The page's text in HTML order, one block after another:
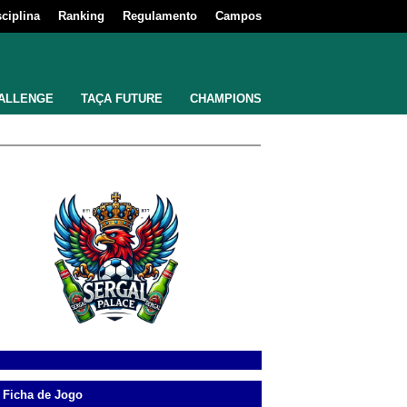
Ranking Regulamento Campos
TAÇA FUTURE CHAMPIONS
Ficha de Jogo